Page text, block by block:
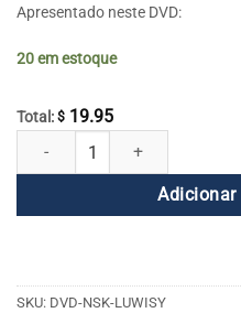
Apresentado neste DVD:
20 em estoque
Total: $ 19.95
Deixe-nos andar alto com a
Adicionar
SKU: DVD-NSK-LUWISY